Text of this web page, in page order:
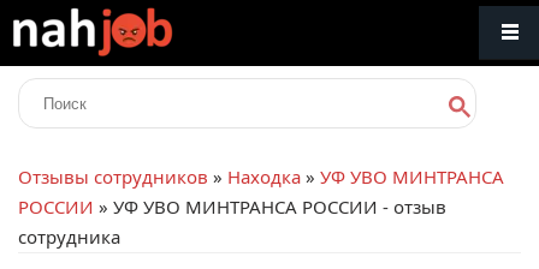
Отзывы сотрудников » Находка » УФ УВО МИНТРАНСА
РОССИИ » УФ УВО МИНТРАНСА РОССИИ - отзыв
сотрудника